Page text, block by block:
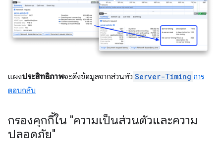
แผงประสิทธิภาพจะดึงข้อมูลจากส่วนหัว Server-Timing การ
ตอบกลับ
กรองคุกกี้ใน "ความเป็นส่วนตัวและความ
ปลอดภัย"